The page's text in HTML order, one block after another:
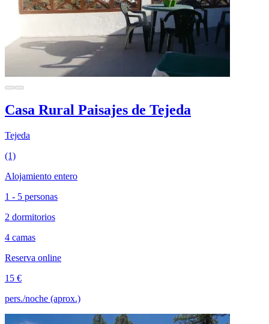
Casa Rural Paisajes de Tejeda
Tejeda
(1)
Alojamiento entero
1 - 5 personas
2 dormitorios
4 camas
Reserva online
15 €
pers./noche (aprox.)